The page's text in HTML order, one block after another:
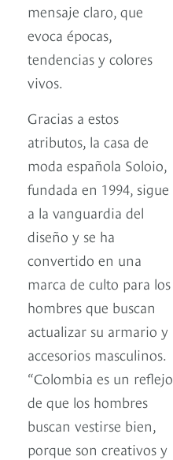
mensaje claro, que
evoca épocas,
tendencias y colores
vivos.
Gracias a estos
atributos, la casa de
moda española Soloio,
fundada en 1994, sigue
a la vanguardia del
diseño y se ha
convertido en una
marca de culto para los
hombres que buscan
actualizar su armario y
accesorios masculinos.
“Colombia es un reflejo
de que los hombres
buscan vestirse bien,
porque son creativos y